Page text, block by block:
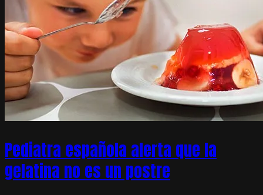
Pediatra española alerta que la
gelatina no es un postre